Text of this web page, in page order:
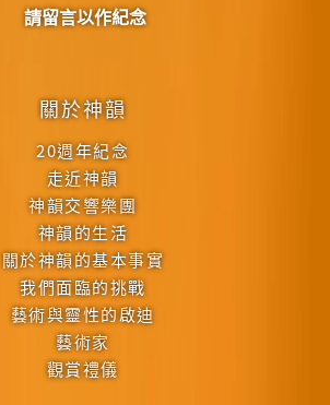
關於神韻
20週年紀念
走近神韻
神韻交響樂團
神韻的生活
關於神韻的基本事實
我們面臨的挑戰
藝術與靈性的啟迪
藝術家
觀賞禮儀
請留言以作紀念